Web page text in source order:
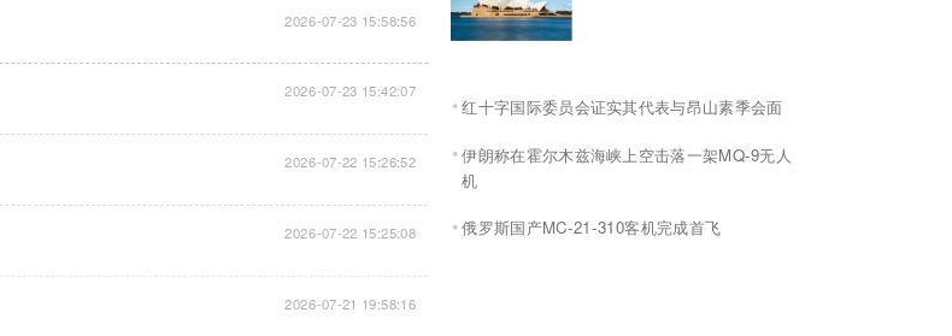
2026-07-23 15:58:56
2026-07-23 15:42:07
2026-07-22 15:26:52
2026-07-22 15:25:08
2026-07-21 19:58:16
红十字国际委员会证实其代表与昂山素季会面
伊朗称在霍尔木兹海峡上空击落一架MQ-9无人
机
俄罗斯国产MC-21-310客机完成首飞